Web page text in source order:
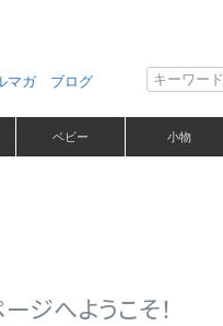
マガ ブログ
ベビー 小物
ジへようこそ！